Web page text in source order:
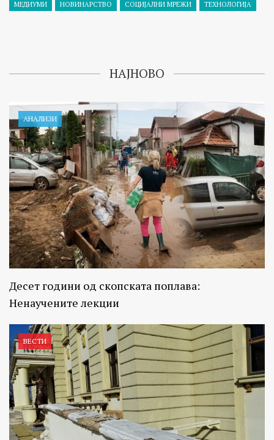
МЕДИУМИ НОВИНАРСТВО СОЦИЈАЛНИ МРЕЖИ ТЕХНОЛОГИЈА
НАЈНОВО
АНАЛИЗИ
Десет години од скопската поплава:
Ненаучените лекции
ВЕСТИ